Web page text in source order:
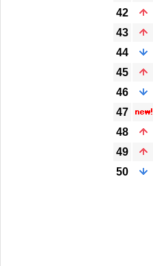
42
43
44
45
46
47
48
49
50